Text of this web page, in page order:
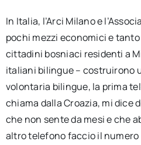
In Italia, l’Arci Milano e
pochi mezzi economici e
cittadini bosniaci residenti a
italiani bilingue – costruirono
volontaria bilingue, la prima
chiama dalla Croazia, mi dice
che non sente da mesi e che
altro telefono faccio il numero